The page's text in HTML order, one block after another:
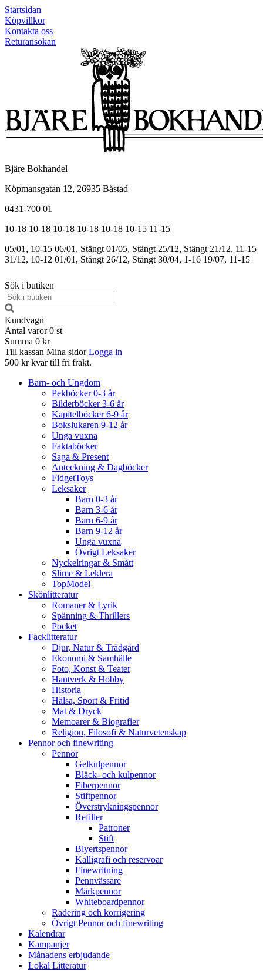
Startsidan
Köpvillkor
Kontakta oss
Returansökan
Bjäre Bokhandel
Köpmansgatan 12, 26935 Båstad
0431-700 01
10-18 10-18 10-18 10-18 10-18 10-15 11-15
05/01, 10-15 06/01, Stängt 01/05, Stängt 25/12, Stängt 21/12, 11-15
31/12, 10-12 01/01, Stängt 26/12, Stängt 30/04, 1-16 19/07, 11-15
Sök i butiken
Kundvagn
Antal varor 0 st
Summa 0 kr
Till kassan Mina sidor Logga in
500 kr kvar till fri frakt.
Barn- och Ungdom
Pekböcker 0-3 år
Bilderböcker 3-6 år
Kapitelböcker 6-9 år
Bokslukaren 9-12 år
Unga vuxna
Faktaböcker
Saga & Present
Anteckning & Dagböcker
FidgetToys
Leksaker
Barn 0-3 år
Barn 3-6 år
Barn 6-9 år
Barn 9-12 år
Unga vuxna
Övrigt Leksaker
Nyckelringar & Smått
Slime & Leklera
TopModel
Skönlitteratur
Romaner & Lyrik
Spänning & Thrillers
Pocket
Facklitteratur
Djur, Natur & Trädgård
Ekonomi & Samhälle
Foto, Konst & Teater
Hantverk & Hobby
Historia
Hälsa, Sport & Fritid
Mat & Dryck
Memoarer & Biografier
Religion, Filosofi & Naturvetenskap
Pennor och finewriting
Pennor
Gelkulpennor
Bläck- och kulpennor
Fiberpennor
Stiftpennor
Överstrykningspennor
Refiller
Patroner
Stift
Blyertspennor
Kalligrafi och reservoar
Finewritning
Pennvässare
Märkpennor
Whiteboardpennor
Radering och korrigering
Övrigt Pennor och finewriting
Kalendrar
Kampanjer
Månadens erbjudande
Lokal Litteratur